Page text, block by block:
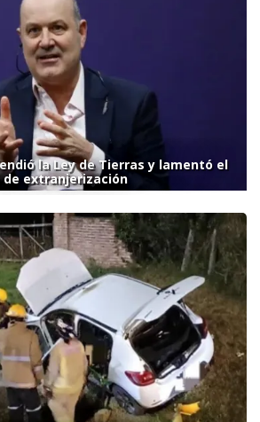
la Ley de Tierras y lamentó el
extranjerización